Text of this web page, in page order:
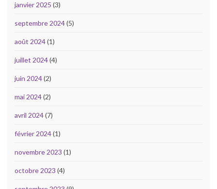
janvier 2025 (3)
septembre 2024(5)
août 2024(1)
juillet 2024(4)
juin 2024(2)
mai 2024(2)
avril 2024(7)
février 2024(1)
novembre 2023 (1)
octobre 2023 (4)